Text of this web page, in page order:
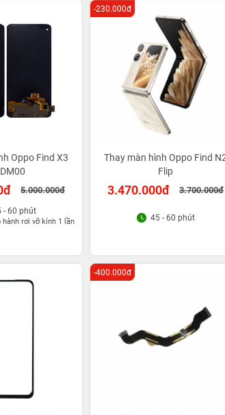
Oppo Find X3
5.000.000đ
- 60 phút
hành rơi vỡ kính 1 lần
Thay màn hình Oppo Find
Flip
3.470.000đ 3.700.000đ
-230.000đ
45 - 60 phút
-400.000đ